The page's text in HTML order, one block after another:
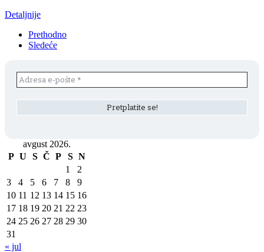
Detaljnije
Prethodno
Sledeće
avgust 2026.
P U S Č P S N
1
2
3
4 5 6 7 8
9
10 11 12 13 14 15 16
17 18 19 20 21 22 23
24 25 26 27 28 29 30
31
« jul